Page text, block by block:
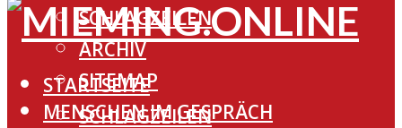
SCHLAGZEILEN
ARCHIV
SITEMAP
MENSCHEN IM GESPRÄCH
STARTSEITE
SCHLAGZEILEN